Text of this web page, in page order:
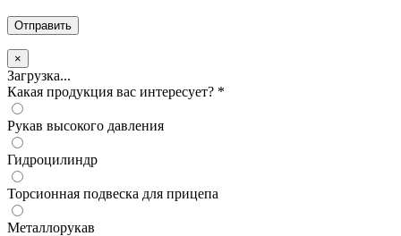
×
Загрузка...
Какая продукция вас интересует? *
Рукав высокого давления
Гидроцилиндр
Торсионная подвеска для прицепа
Металлорукав